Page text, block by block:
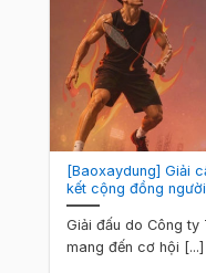
[Baoxaydung] Giải
kết cộng đồng
Giải đấu do Công ty
mang đến cơ hội [...]